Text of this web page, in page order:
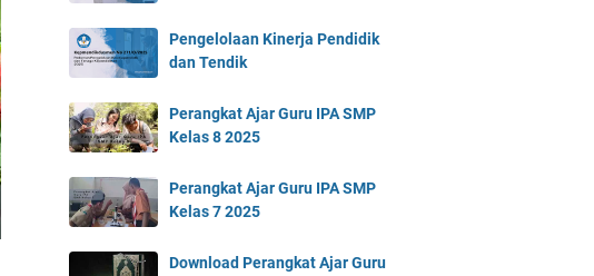
Pengelolaan Kinerja Pendidik
dan Tendik
Perangkat Ajar Guru IPA SMP
Kelas 8 2025
Perangkat Ajar Guru IPA SMP
Kelas 7 2025
Download Perangkat Ajar Guru